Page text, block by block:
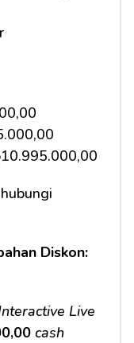
Diskon:
Live
cash